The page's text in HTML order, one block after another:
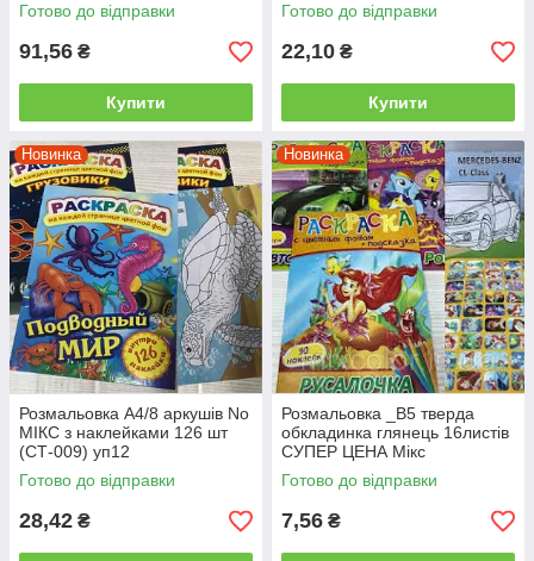
Готово до відправки
91,56 ₴
Купити
Готово до відправки
22,10 ₴
Купити
Новинка
Розмальовка А4/8 аркушів No
МІКС з наклейками 126 шт
(СТ-009) уп12
Готово до відправки
28,42 ₴
Новинка
Розмальовка _В5 тверда
обкладинка глянець 16листів
СУПЕР ЦЕНА Мікс
Готово до відправки
7,56 ₴